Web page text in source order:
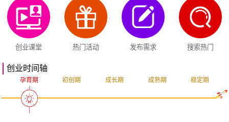
创业课堂 热门活动 发布需求 搜索热门
创业时间轴
孕育期 初创期 成长期 成熟期 稳定期